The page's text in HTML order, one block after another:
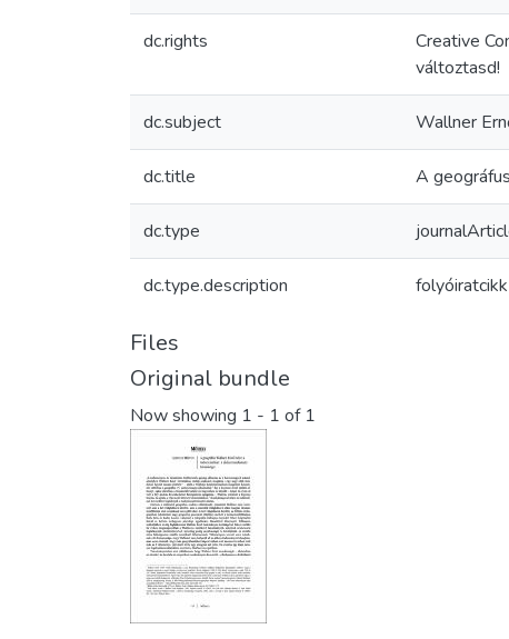
dc.rights
Creative
változtasd!
dc.subject Wallner
dc.title A
dc.type
dc.type.description folyóiratcikk
Files
Original bundle
Now showing 1 - 1 of 1